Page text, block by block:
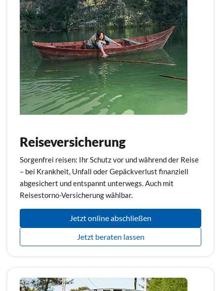
Reiseversicherung
Sorgenfrei reisen: Ihr Schutz vor und während der Reise
– bei Krankheit, Unfall oder Gepäckverlust finanziell
abgesichert und entspannt unterwegs. Auch mit
Reisestorno-Versicherung wählbar.
Jetzt online abschließen
Jetzt beraten lassen